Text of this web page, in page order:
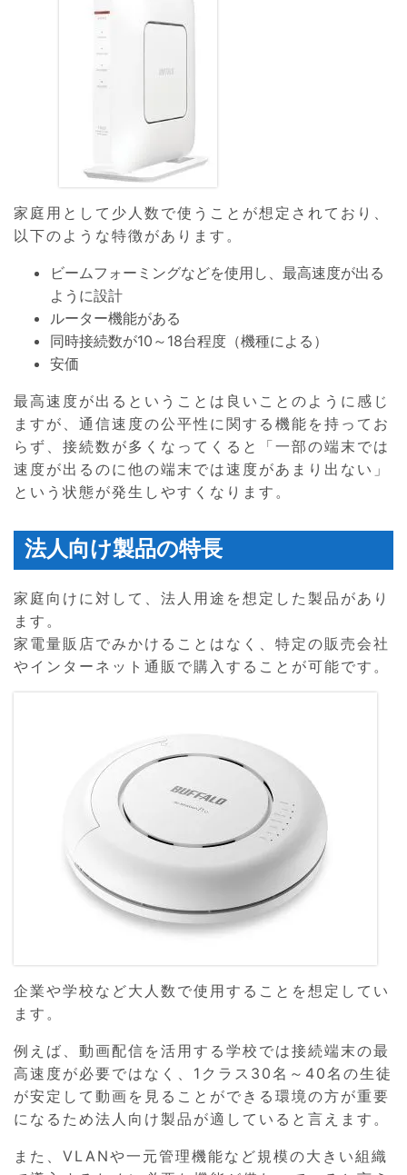
家庭用として少人数で使うことが想定されており、
以下のような特徴があります。
ビームフォーミングなどを使用し、最高速度が出る
ように設計
ルーター機能がある
同時接続数が10～18台程度（機種による）
安価
最高速度が出るということは良いことのように感じ
ますが、通信速度の公平性に関する機能を持ってお
らず、接続数が多くなってくると「一部の端末では
速度が出るのに他の端末では速度があまり出ない」
という状態が発生しやすくなります。
法人向け製品の特長
家庭向けに対して、法人用途を想定した製品があり
ます。
家電量販店でみかけることはなく、特定の販売会社
やインターネット通販で購入することが可能です。
企業や学校など大人数で使用することを想定してい
ます。
例えば、動画配信を活用する学校では接続端末の最
高速度が必要ではなく、1クラス30名～40名の生徒
が安定して動画を見ることができる環境の方が重要
になるため法人向け製品が適していると言えます。
また、VLANや一元管理機能など規模の大きい組織